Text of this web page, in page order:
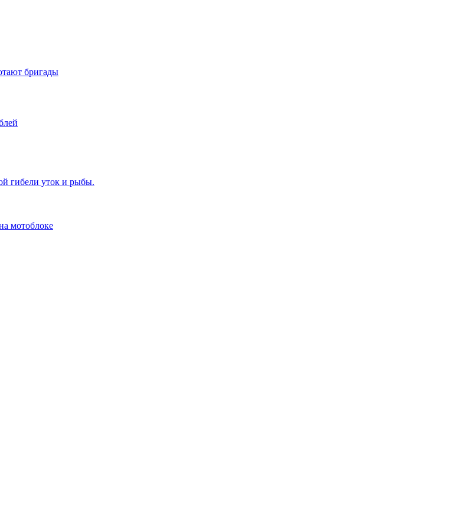
бригады
гибели уток и рыбы.
мотоблоке